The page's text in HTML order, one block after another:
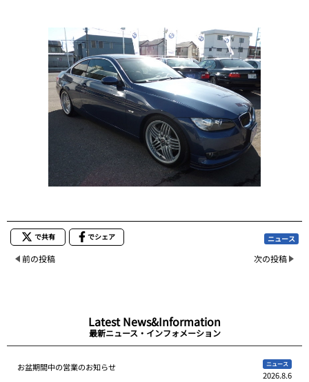
で共有 でシェア ニュース
前の投稿 次の投稿
Latest News&Information
最新ニュース・インフォメーション
お盆期間中の営業のお知らせ ニュース
2026.8.6